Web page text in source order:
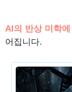
AI의 반상 미학
어집니다.